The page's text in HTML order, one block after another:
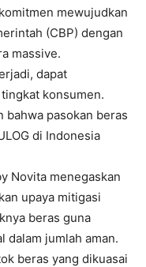
mewujudkan
(CBP) dengan
massive.
dapat
konsumen.
bahwa pasokan beras
di Indonesia
Novita menegaskan
upaya mitigasi
beras guna
dalam jumlah aman.
beras yang dikuasai